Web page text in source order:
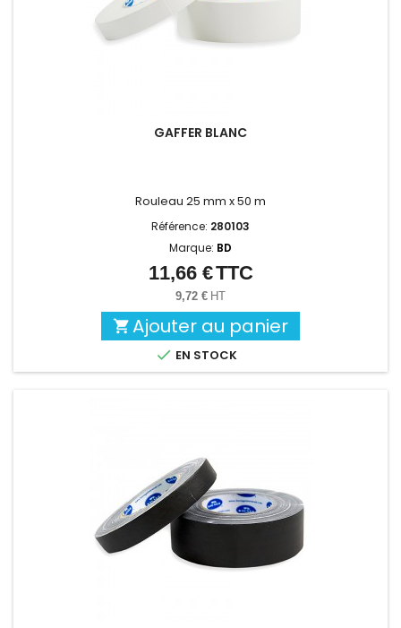
GAFFER BLANC
Rouleau 25 mm x 50 m
Référence: 280103
Marque: BD
Prix
11,66 €TTC
9,72 € HT
 Ajouter au panier
 EN STOCK